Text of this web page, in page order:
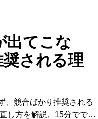
出てこな
される理
、競合ばかり推奨される
し方を解説。15分ででき